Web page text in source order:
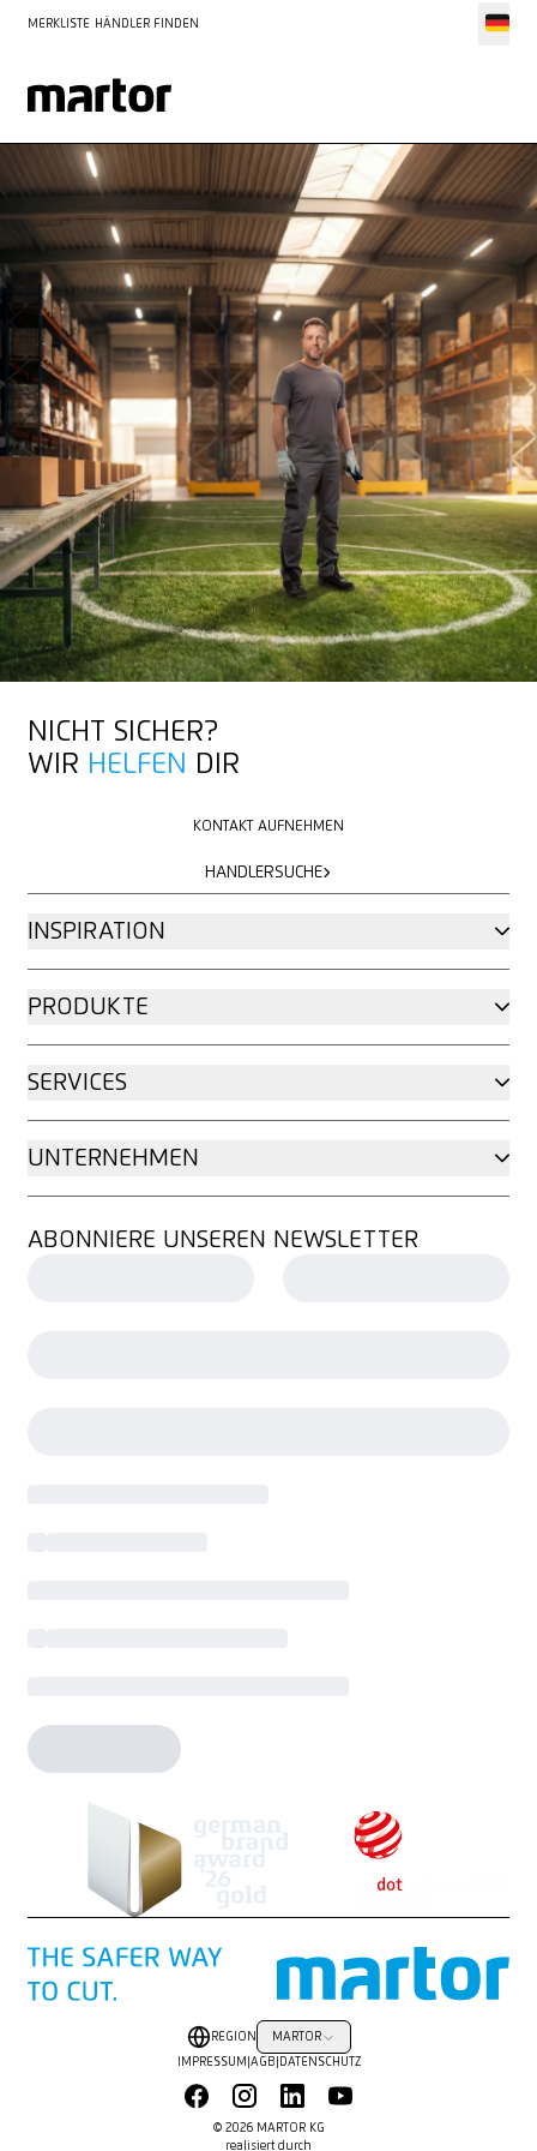
MERKLISTE HÄNDLER FINDEN
Die MARTOR WM-Aktion ist beendet. Danke an alle Händler, die
mitgemacht haben.
MEHR ÜBER MARTOR
MEHR ÜBER MARTOR
NICHT SICHER?
WIR HELFEN DIR
KONTAKT AUFNEHMEN
HÄNDLERSUCHE
INSPIRATION
PRODUKTE
SERVICES
UNTERNEHMEN
ABONNIERE UNSEREN NEWSLETTER
© 2026 MARTOR KG
realisiert durch
REGION MARTOR
IMPRESSUM AGB DATENSCHUTZ